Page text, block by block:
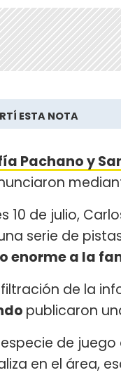
ESTA NOTA
Pachano y
10 de julio,
serie de
enorme a la
de la
publicaron
especie de
en el área,